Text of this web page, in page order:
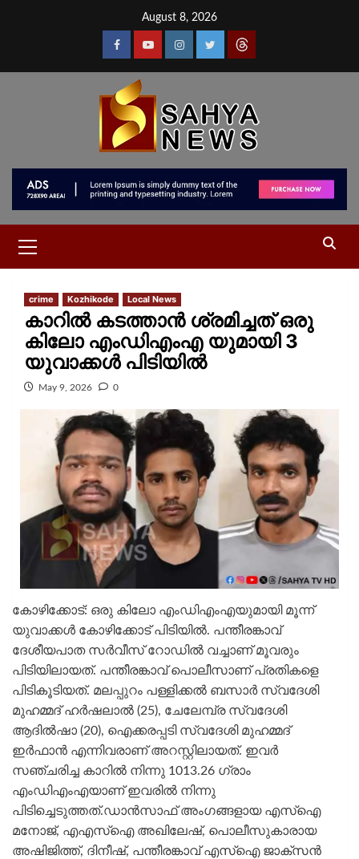
August 8, 2026
crime Kozhikode Local News
കാറിൽ കടത്താൻ ശ്രമിച്ചത് ഒരു
കിലോ എംഡിഎംഎ യുമായി 3
യുവാക്കൾ പിടിയിൽ
May 9, 2026 0
കോഴിക്കോട്: ഒരു കിലോ എംഡിഎംഎയുമായി മൂന്ന്
യുവാക്കൾ കോഴിക്കോട് പിടിയിൽ. പന്തീരങ്കാവ്
ദേശീയപാത സർവീസ് റോഡിൽ വച്ചാണ് മൂവരും
പിടിയിലായത്. പന്തീരങ്കാവ് പൊലീസാണ് പ്രതികളെ
പിടികൂടിയത്. മലപ്പുറം പള്ളിക്കൽ ബസാർ സ്വദേശി
മുഹമ്മദ് ഹർഷലാൽ (25), ചേലേമ്പ്ര സ്വദേശി
ആദിൽഷാ (20), ഐക്കരപ്പടി സ്വദേശി മുഹമ്മദ്
ഇർഫാൻ എന്നിവരാണ് അറസ്റ്റിലായത്. ഇവർ
സഞ്ചരിച്ച കാറിൽ നിന്നു 1013.26 ​ഗ്രാം
എംഡിഎംഎയാണ് ഇവരിൽ നിന്നു
പിടിച്ചെടുത്തത്.ഡാൻസാഫ് അം​ഗങ്ങളായ എസ്ഐ
മനോജ്, എഎസ്ഐ അഖിലേഷ്, പൊലീസുകാരായ
അഷിജിത്ത്, ദിനീഷ്, പന്തീരങ്കാവ് എസ്ഐ ജാക്സൻ